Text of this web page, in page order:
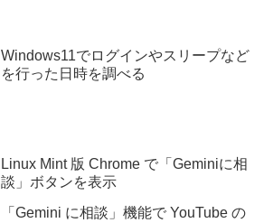
Windows11でログインやスリープなど
を行った日時を調べる
Linux Mint 版 Chrome で「Geminiに相
談」ボタンを表示
「Gemini に相談」機能で YouTube の